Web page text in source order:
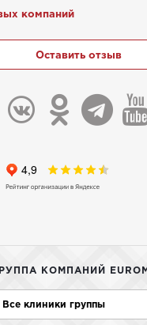
компаний
Оставить отзыв
КОМПАНИЙ
Все клиники группы